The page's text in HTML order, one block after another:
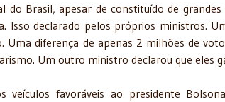
do Brasil, apesar de constituído de
Isso declarado pelos próprios ministros.
Uma diferença de apenas 2 milhões de
Um outro ministro declarou que eles
veículos favoráveis ao presidente